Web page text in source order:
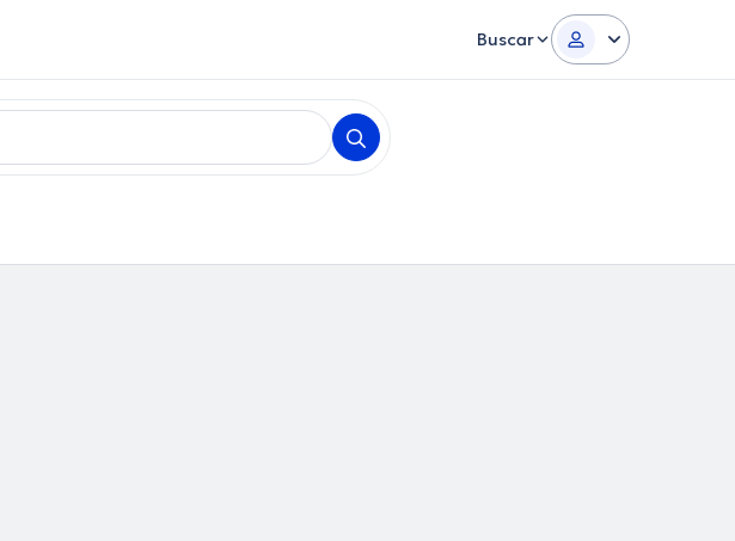
Buscar